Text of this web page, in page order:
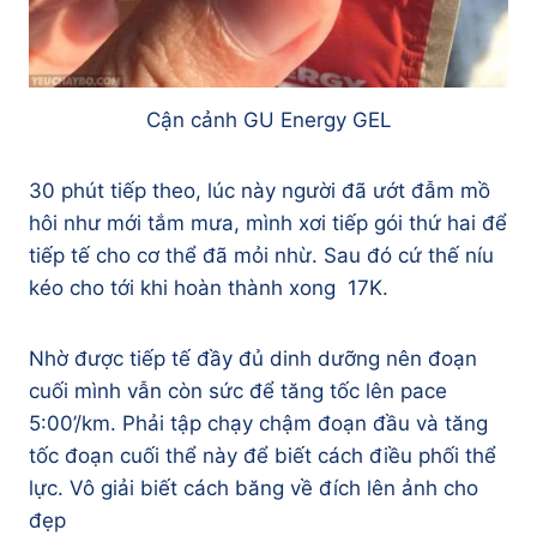
Cận cảnh GU Energy GEL
30 phút tiếp theo, lúc này người đã ướt đẫm mồ
hôi như mới tắm mưa, mình xơi tiếp gói thứ hai để
tiếp tế cho cơ thể đã mỏi nhừ. Sau đó cứ thế níu
kéo cho tới khi hoàn thành xong 17K.
Nhờ được tiếp tế đầy đủ dinh dưỡng nên đoạn
cuối mình vẫn còn sức để tăng tốc lên pace
5:00’/km. Phải tập chạy chậm đoạn đầu và tăng
tốc đoạn cuối thể này để biết cách điều phối thể
lực. Vô giải biết cách băng về đích lên ảnh cho
đẹp